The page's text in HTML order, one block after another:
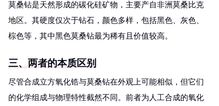
莫桑钻是天然形成的碳化硅矿物，主要产自非洲莫桑比克
地区。其硬度仅次于钻石，颜色多样，包括黑色、灰色、
棕色等，其中黑色莫桑钻最为稀有且价值较高。
三、两者的本质区别
尽管合成立方氧化锆与莫桑钻在外观上可能相似，但它们
的化学组成与物理特性截然不同。前者为人工合成的氧化